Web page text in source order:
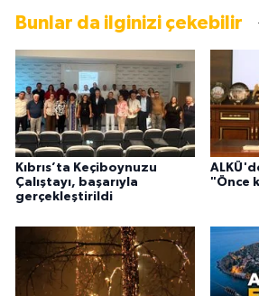
Bunlar da ilginizi çekebilir
Kıbrıs’ta Keçiboynuzu
Çalıştayı, başarıyla
gerçekleştirildi
"Önce